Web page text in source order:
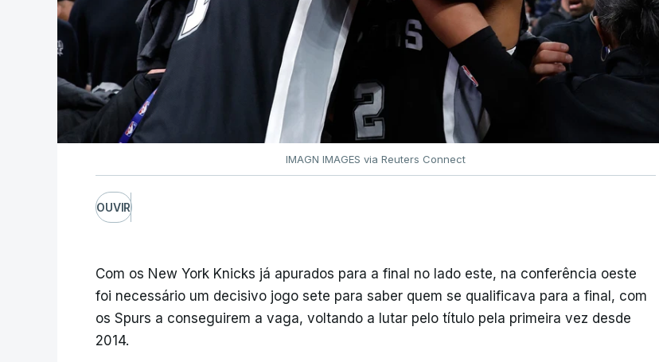
IMAGN IMAGES via Reuters Connect
OUVIR
Com os New York Knicks já apurados para a final no lado este, na conferência oeste
foi necessário um decisivo jogo sete para saber quem se qualificava para a final, com
os Spurs a conseguirem a vaga, voltando a lutar pelo título pela primeira vez desde
2014.